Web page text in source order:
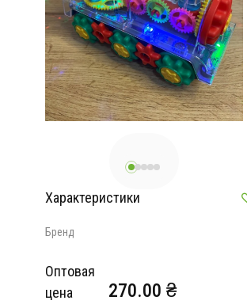
Характеристики
Бренд
Оптовая
цена
270.00 ₴